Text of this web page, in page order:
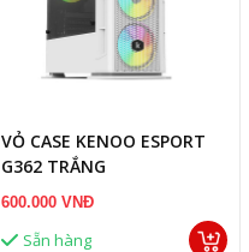
VỎ CASE KENOO ESPORT
G362 TRẮNG
600.000 VNĐ
Sẵn hàng